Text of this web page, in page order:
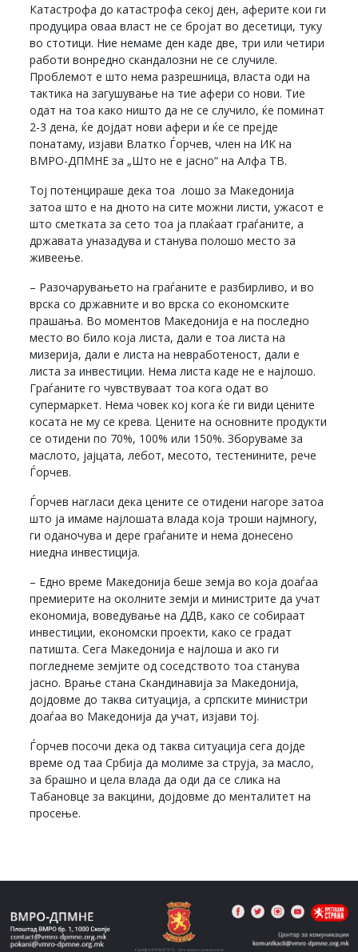
Катастрофа до катастрофа секој ден, аферите кои ги
продуцира оваа власт не се бројат во десетици, туку
во стотици. Ние немаме ден каде две, три или четири
работи вонредно скандалозни не се случиле.
Проблемот е што нема разрешница, власта оди на
тактика на загушување на тие афери со нови. Тие
одат на тоа како ништо да не се случило, ќе поминат
2-3 дена, ќе дојдат нови афери и ќе се прејде
понатаму, изјави Влатко Ѓорчев, член на ИК на
ВМРО-ДПМНЕ за „Што не е јасно“ на Алфа ТВ.
Тој потенцираше дека тоа лошо за Македонија
затоа што е на дното на сите можни листи, ужасот е
што сметката за сето тоа ја плаќаат граѓаните, а
државата уназадува и станува полошо место за
живеење.
– Разочарувањето на граѓаните е разбирливо, и во
врска со државните и во врска со економските
прашања. Во моментов Македонија е на последно
место во било која листа, дали е тоа листа на
мизерија, дали е листа на невработеност, дали е
листа за инвестиции. Нема листа каде не е најлошо.
Граѓаните го чувствуваат тоа кога одат во
супермаркет. Нема човек кој кога ќе ги види цените
косата не му се крева. Цените на основните продукти
се отидени по 70%, 100% или 150%. Зборуваме за
маслото, јајцата, лебот, месото, тестенините, рече
Ѓорчев.
Ѓорчев нагласи дека цените се отидени нагоре затоа
што ја имаме најлошата влада која троши најмногу,
ги оданочува и дере граѓаните и нема донесено
ниедна инвестиција.
– Едно време Македонија беше земја во која доаѓаа
премиерите на околните земји и министрите да учат
економија, воведување на ДДВ, како се собираат
инвестиции, економски проекти, како се градат
патишта. Сега Македонија е најлоша и ако ги
погледнеме земјите од соседството тоа станува
јасно. Врање стана Скандинавија за Македонија,
дојдовме до таква ситуација, а српските министри
доаѓаа во Македонија да учат, изјави тој.
Ѓорчев посочи дека од таква ситуација сега дојде
време од таа Србија да молиме за струја, за масло,
за брашно и цела влада да оди да се слика на
Табановце за вакцини, дојдовме до менталитет на
просење.